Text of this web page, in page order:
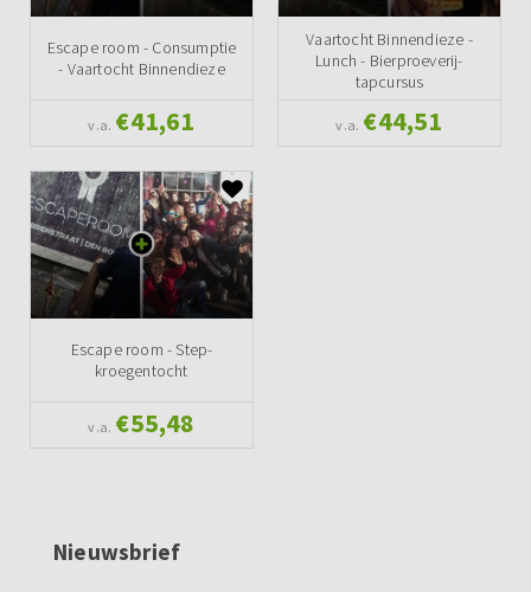
Escape room - Consumptie
- Vaartocht Binnendieze
v.a. €41,61
Vaartocht Binnendieze -
Lunch - Bierproeverij-
tapcursus
v.a. €44,51
Escape room - Step-
kroegentocht
v.a. €55,48
Nieuwsbrief